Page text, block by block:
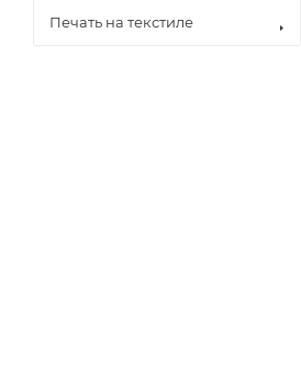
Печать на текстиле